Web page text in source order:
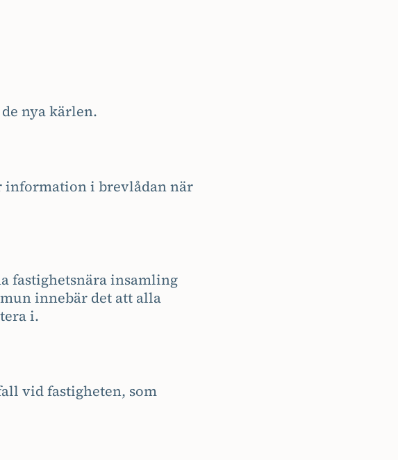
nya kärlen.
information i brevlådan när
fastighetsnära insamling
innebär det att alla
i.
vid fastigheten, som